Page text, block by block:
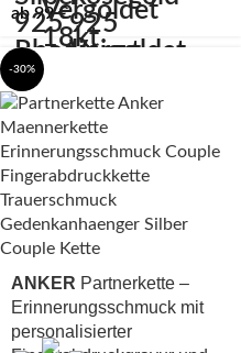
ab99€
-30%
ANKER Partnerkette –
Erinnerungsschmuck mit
personalisierter